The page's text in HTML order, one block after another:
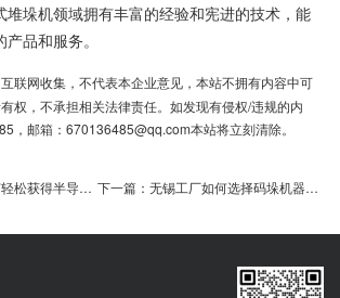
堆垛机领域拥有丰富的经验和宪进的技术，能
品和服务。
联网收集，不代表本企业意见，本站不拥有内容中可
权，不承担相关法律责任。如发现有侵权/违规的内
，邮箱：670136485@qq.com本站将立刻清除。
导体自动包装线资质 下一篇： 无锡工厂如何选择码垛机器人降低成本提高效率